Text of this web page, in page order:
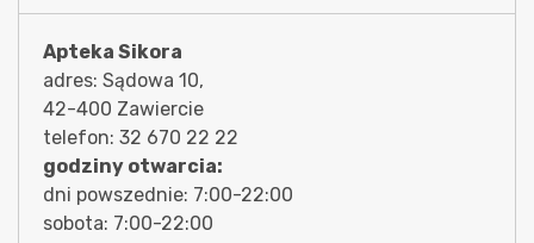
Apteka Sikora
adres: Sądowa 10,
42-400 Zawiercie
telefon: 32 670 22 22
godziny otwarcia:
dni powszednie: 7:00-22:00
sobota: 7:00-22:00